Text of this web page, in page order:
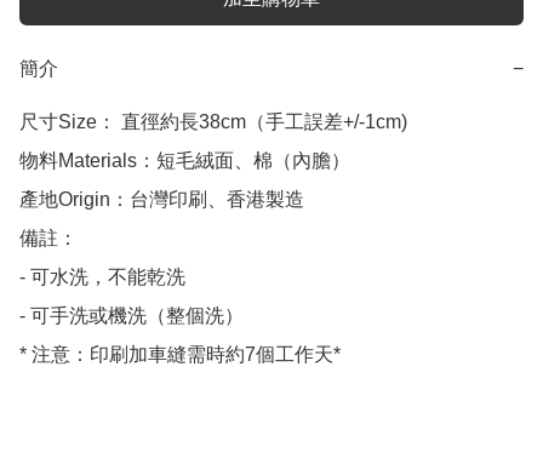
簡介 −
尺寸Size： 直徑約長38cm（手工誤差+/-1cm)
物料Materials：短毛絨面、棉（內膽）
產地Origin：台灣印刷、香港製造
備註：
- 可水洗，不能乾洗
- 可手洗或機洗（整個洗）
* 注意：印刷加車縫需時約7個工作天*